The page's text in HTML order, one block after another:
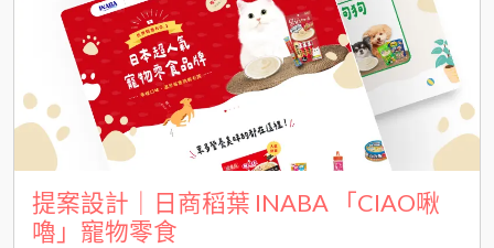
提案設計｜日商稻葉 INABA 「CIAO啾
嚕」寵物零食